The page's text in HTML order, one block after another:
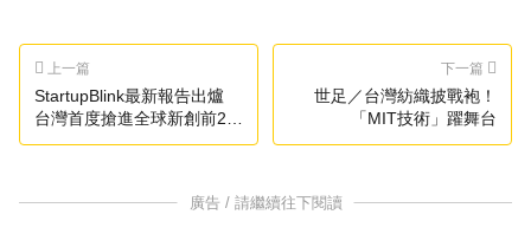
上一篇
StartupBlink最新報告出爐
台灣首度搶進全球新創前20
強
下一篇
世足／台灣紡織披戰袍！
「MIT技術」躍舞台
廣告 / 請繼續往下閱讀